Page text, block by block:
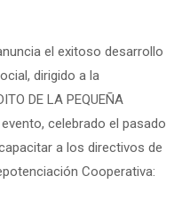
el exitoso desarrollo
dirigido a la
DE LA PEQUEÑA
evento, celebrado el pasado
a los directivos de
Cooperativa: